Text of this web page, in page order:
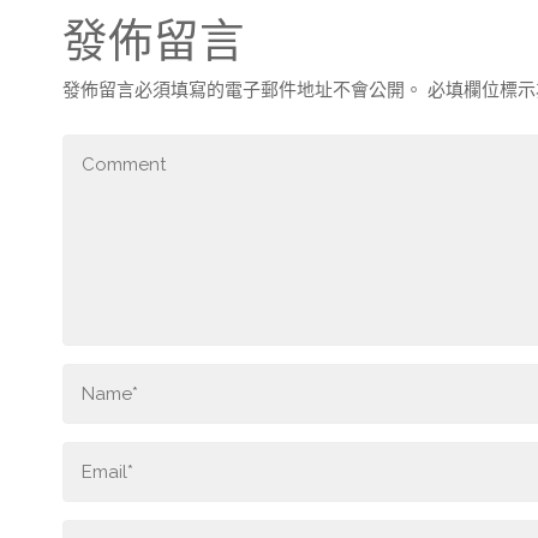
發佈留言
發佈留言必須填寫的電子郵件地址不會公開。 必填欄位標